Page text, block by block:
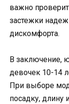
важно
застежки
дискомфорта.
В заключение,
девочек 10-14
При выборе
посадку, длину